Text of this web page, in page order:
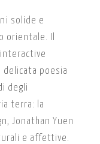
solide e
orientale. Il
interactive
delicata poesia
degli
terra: la
Jonathan Yuen
e affettive.